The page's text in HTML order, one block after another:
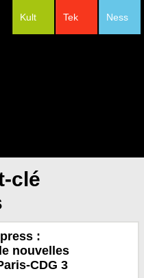
Ness
Tek
Kult
clé
:
nouvelles
CDG 3